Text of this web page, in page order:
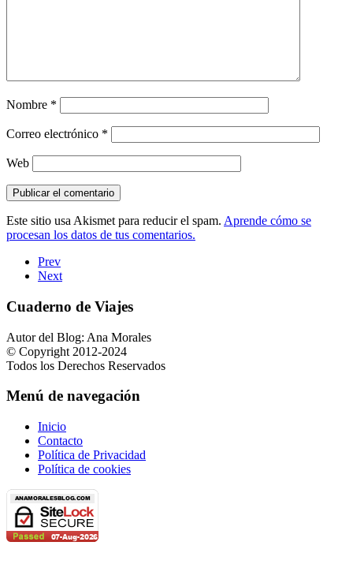
Nombre *
Correo electrónico *
Web
Este sitio usa Akismet para reducir el spam. Aprende cómo se
procesan los datos de tus comentarios.
Prev
Next
Cuaderno de Viajes
Autor del Blog: Ana Morales
© Copyright 2012-2024
Todos los Derechos Reservados
Menú de navegación
Inicio
Contacto
Política de Privacidad
Política de cookies